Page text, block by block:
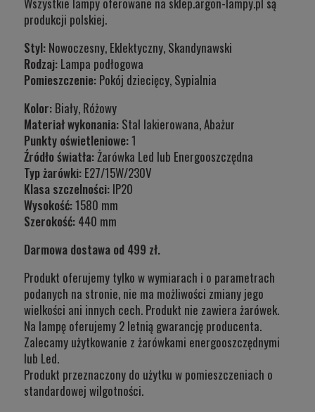
produkcji polskiej.
Styl: Nowoczesny, Eklektyczny, Skandynawski
Rodzaj: Lampa podłogowa
Pomieszczenie: Pokój dziecięcy, Sypialnia
Kolor: Biały, Różowy
Materiał wykonania: Stal lakierowana, Abażur
Punkty oświetleniowe:1
Źródło światła:Żarówka Led lub Energooszczędna
Typ żarówki: E27/15W/230V
Klasa szczelności: IP20
Wysokość:1580 mm
Szerokość: 440 mm
Darmowa dostawa od 499 zł.
Produkt oferujemy tylko w wymiarach i o parametrach
podanych na stronie, nie ma możliwości zmiany jego
wielkości ani innych cech. Produkt nie zawiera żarówek.
Na lampę oferujemy 2 letnią gwarancję producenta.
Zalecamy użytkowanie z żarówkami energooszczędnymi
lub Led.
Produkt przeznaczony do użytku w pomieszczeniach o
standardowej wilgotności.